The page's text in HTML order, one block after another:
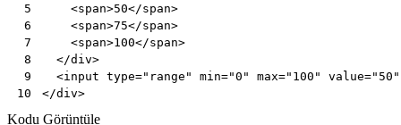
5
6
7
8
9
10
<span>50</span>
<span>75</span>
<span>100</span>
</div>
<input type="range" min="0" max="100" value="50"
</div>
Kodu Görüntüle